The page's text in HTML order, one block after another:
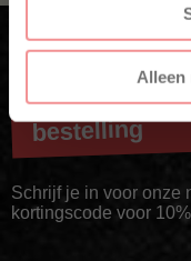
Alleen
Krijg direct
bestelling
Schrijf je in voor onze
kortingscode voor